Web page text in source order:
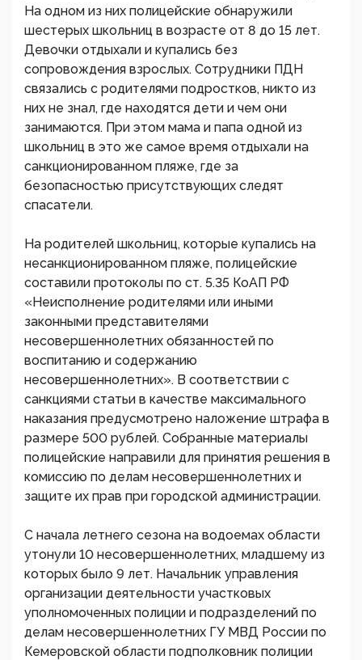
На одном из них полицейские обнаружили
шестерых школьниц в возрасте от 8 до 15 лет.
Девочки отдыхали и купались без
сопровождения взрослых. Сотрудники ПДН
связались с родителями подростков, никто из
них не знал, где находятся дети и чем они
занимаются. При этом мама и папа одной из
школьниц в это же самое время отдыхали на
санкционированном пляже, где за
безопасностью присутствующих следят
спасатели.
На родителей школьниц, которые купались на
несанкционированном пляже, полицейские
составили протоколы по ст. 5.35 КоАП РФ
«Неисполнение родителями или иными
законными представителями
несовершеннолетних обязанностей по
воспитанию и содержанию
несовершеннолетних». В соответствии с
санкциями статьи в качестве максимального
наказания предусмотрено наложение штрафа в
размере 500 рублей. Собранные материалы
полицейские направили для принятия решения в
комиссию по делам несовершеннолетних и
защите их прав при городской администрации.
С начала летнего сезона на водоемах области
утонули 10 несовершеннолетних, младшему из
которых было 9 лет. Начальник управления
организации деятельности участковых
уполномоченных полиции и подразделений по
делам несовершеннолетних ГУ МВД России по
Кемеровской области подполковник полиции